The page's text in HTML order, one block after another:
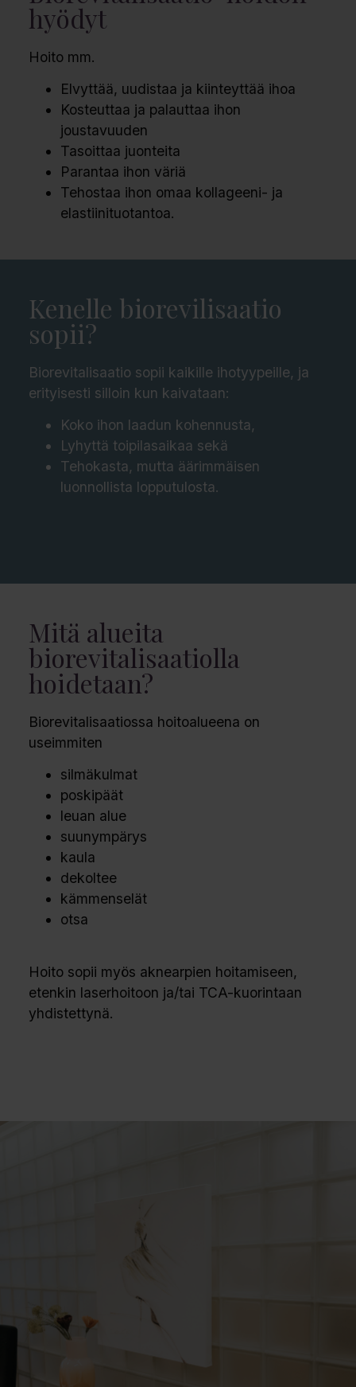
hyödyt
Hoito mm.
Elvyttää, uudistaa ja kiinteyttää ihoa
Kosteuttaa ja palauttaa ihon
joustavuuden
Tasoittaa juonteita
Parantaa ihon väriä
Tehostaa ihon omaa kollageeni- ja
elastiinituotantoa.
Kenelle biorevilisaatio
sopii?
Biorevitalisaatio sopii kaikille ihotyypeille, ja
erityisesti silloin kun kaivataan:
Koko ihon laadun kohennusta,
Lyhyttä toipilasaikaa sekä
Tehokasta, mutta äärimmäisen
luonnollista lopputulosta.
Mitä alueita
biorevitalisaatiolla
hoidetaan?
Biorevitalisaatiossa hoitoalueena on
useimmiten
silmäkulmat
poskipäät
leuan alue
suunympärys
kaula
dekoltee
kämmenselät
otsa
Hoito sopii myös aknearpien hoitamiseen,
etenkin laserhoitoon ja/tai TCA-kuorintaan
yhdistettynä.